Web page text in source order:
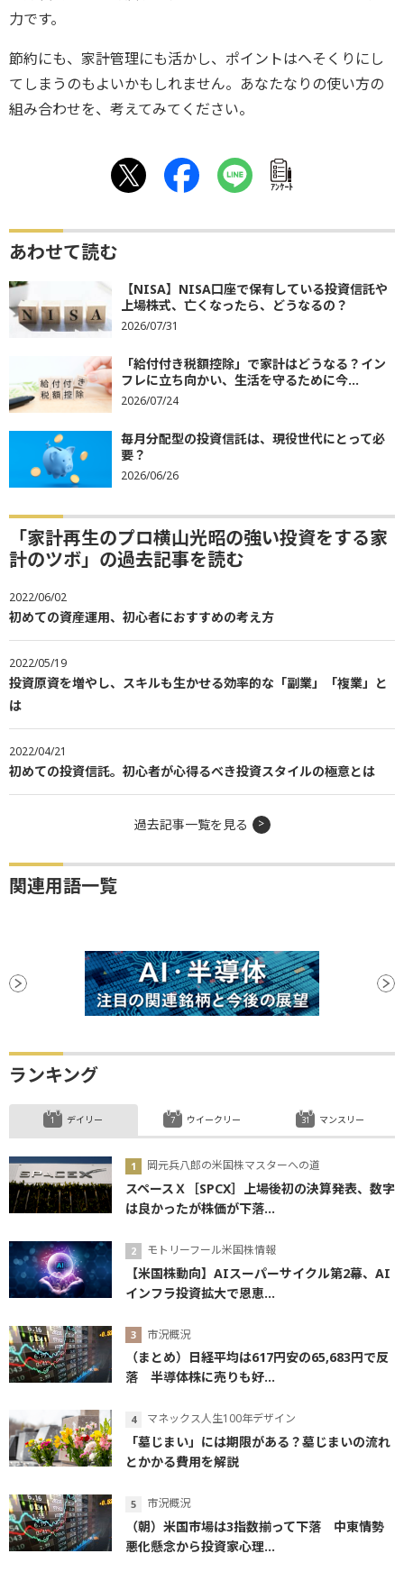
力です。
節約にも、家計管理にも活かし、ポイントはへそくりにし
てしまうのもよいかもしれません。あなたなりの使い方の
組み合わせを、考えてみてください。
ｱﾝｹｰﾄ
あわせて読む
【NISA】NISA口座で保有している投資信託や
上場株式、亡くなったら、どうなるの？
2026/07/31
「給付付き税額控除」で家計はどうなる？イン
フレに立ち向かい、生活を守るために今...
2026/07/24
毎月分配型の投資信託は、現役世代にとって必
要？
2026/06/26
「家計再生のプロ横山光昭の強い投資をする家
計のツボ」の過去記事を読む
2022/06/02
初めての資産運用、初心者におすすめの考え方
2022/05/19
投資原資を増やし、スキルも生かせる効率的な「副業」「複業」と
は
2022/04/21
初めての投資信託。初心者が心得るべき投資スタイルの極意とは
過去記事一覧を見る
関連用語一覧
ランキング
デイリー
岡元兵八郎の米国株マスターへの道
スペースＸ［SPCX］上場後初の決算発表、数字
は良かったが株価が下落...
モトリーフール米国株情報
【米国株動向】AIスーパーサイクル第2幕、AI
インフラ投資拡大で恩恵...
市況概況
（まとめ）日経平均は617円安の65,683円で反
落 半導体株に売りも好...
マネックス人生100年デザイン
「墓じまい」には期限がある？墓じまいの流れ
とかかる費用を解説
市況概況
（朝）米国市場は3指数揃って下落 中東情勢
悪化懸念から投資家心理...
ウイークリー マンスリー